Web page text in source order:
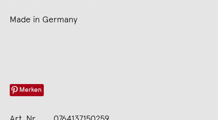
Made in Germany
Merken